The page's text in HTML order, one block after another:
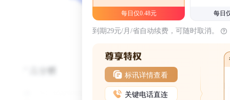
每日仅0.48元 每日
到期29元/月/省自动续费，可随时取消。
标讯详情查看
关键电话直连